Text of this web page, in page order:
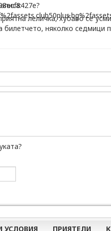
леличка, хубаво се
няколко седмици
УСЛОВИЯ ПРИЯТЕЛИ